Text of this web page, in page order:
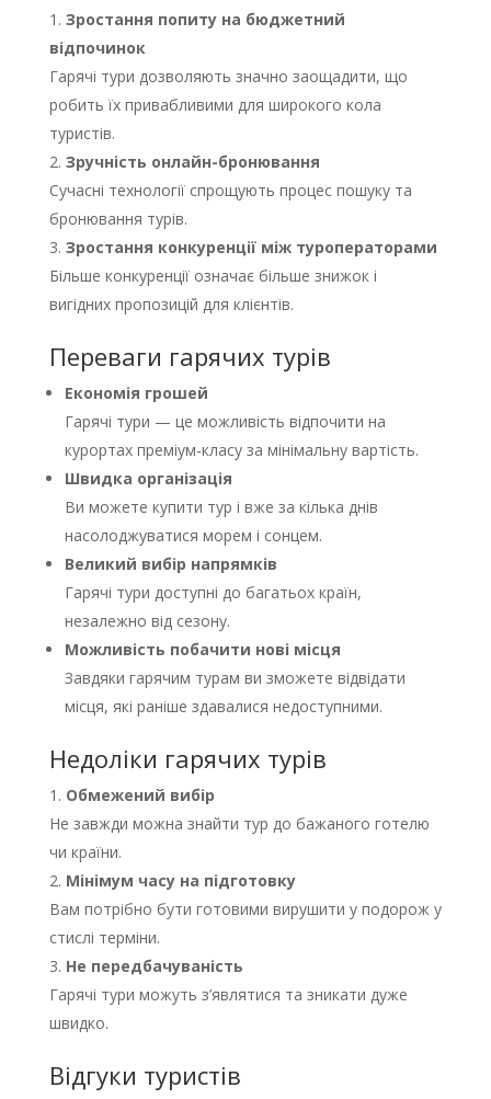
Зростання попиту на бюджетний
відпочинок
Гарячі тури дозволяють значно заощадити, що
робить їх привабливими для широкого кола
туристів.
Зручність онлайн-бронювання
Сучасні технології спрощують процес пошуку та
бронювання турів.
Зростання конкуренції між туроператорами
Більше конкуренції означає більше знижок і
вигідних пропозицій для клієнтів.
Переваги гарячих турів
Економія грошей
Гарячі тури — це можливість відпочити на
курортах преміум-класу за мінімальну вартість.
Швидка організація
Ви можете купити тур і вже за кілька днів
насолоджуватися морем і сонцем.
Великий вибір напрямків
Гарячі тури доступні до багатьох країн,
незалежно від сезону.
Можливість побачити нові місця
Завдяки гарячим турам ви зможете відвідати
місця, які раніше здавалися недоступними.
Недоліки гарячих турів
Обмежений вибір
Не завжди можна знайти тур до бажаного готелю
чи країни.
Мінімум часу на підготовку
Вам потрібно бути готовими вирушити у подорож у
стислі терміни.
Не передбачуваність
Гарячі тури можуть з’являтися та зникати дуже
швидко.
Відгуки туристів